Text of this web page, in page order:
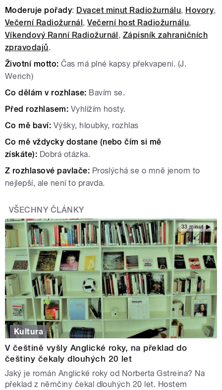
Moderuje pořady: Dvacet minut Radiožurnálu, Hovory,
Večerní Radiožurnál ,Večerní host Radiožurnálu,
Víkendový Ranní Radiožurnál , Zápisník zahraničních
zpravodajů.
Životní motto:Čas má plné kapsy překvapení. (J.
Werich)
Co dělám v rozhlase: Bavím se.
Před rozhlasem: Vyhlížím hosty.
Co mě baví: Výšky, hloubky, rozhlas
Co mě vždycky dostane (nebo čím si mě
získáte): Dobrá otázka.
Z rozhlasové pavlače: Proslýchá se o mně jenom to
nejlepší, ale není to pravda.
VŠECHNY ČLÁNKY
33 minut
Kultura
V češtině vyšly Anglické roky, na překlad do
češtiny čekaly dlouhých 20 let
Jaký je román Anglické roky od Norberta Gstreina? Na
překlad z němčiny čekal dlouhých 20 let. Hostem